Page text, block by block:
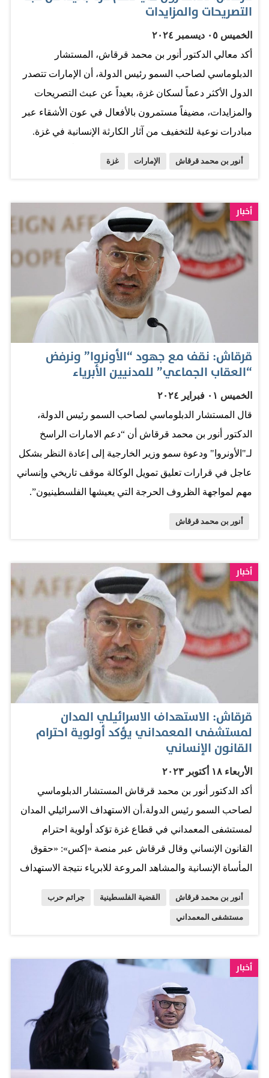
التصريحات والمزايدات
الخميس ٠٥ ديسمبر ٢٠٢٤
أكد معالي الدكتور أنور بن محمد قرقاش، المستشار
الدبلوماسي لصاحب السمو رئيس الدولة، أن الإمارات تتصدر
الدول الأكثر دعماً لسكان غزة، بعيداً عن عبث التصريحات
والمزايدات، مضيفاً مستمرون بالأفعال في عون الأشقاء عبر
مبادرات نوعية للتخفيف من آثار الكارثة الإنسانية في غزة.
التاريخيّ والمتواصل في مساندة الشعب الفلسطيني ودعم
حقوقه المشروعة". وأضاف معالي الدكتور أنور بن محمد
قرقاش: "مستمرون بالأفعال في عون الأشقاء عبر مبادرات
نوعية للتخفيف من آثار الكارثة الإنسانية في غزة".
أنور بن محمد قرقاش الإمارات غزة
أخبار
قرقاش: نقف مع جهود “الأونروا” ونرفض
“العقاب الجماعي” للمدنيين الأبرياء
الخميس ٠١ فبراير ٢٠٢٤
قال المستشار الدبلوماسي لصاحب السمو رئيس الدولة،
الدكتور أنور بن محمد قرقاش أن “دعم الامارات الراسخ
لـ"الأونروا" ودعوة سمو وزير الخارجية إلى إعادة النظر بشكل
عاجل في قرارات تعليق تمويل الوكالة موقف تاريخي وإنساني
مهم لمواجهة الظروف الحرجة التي يعيشها الفلسطينيون”.
أنور بن محمد قرقاش
أخبار
قرقاش: الاستهداف الاسرائيلي المدان
لمستشفى المعمداني يؤكد أولوية احترام
القانون الإنساني
الأربعاء ١٨ أكتوبر ٢٠٢٣
أكد الدكتور أنور بن محمد قرقاش المستشار الدبلوماسي
لصاحب السمو رئيس الدولة،أن الاستهداف الاسرائيلي المدان
لمستشفى المعمداني في قطاع غزة تؤكد أولوية احترام
القانون الإنساني وقال قرقاش عبر منصة «إكس»: «حقوق
المأساة الإنسانية والمشاهد المروعة للابرياء نتيجة الاستهداف
المصدر: الخليج
أنور بن محمد قرقاش القضية الفلسطينية جرائم حرب
مستشفى المعمداني
أخبار